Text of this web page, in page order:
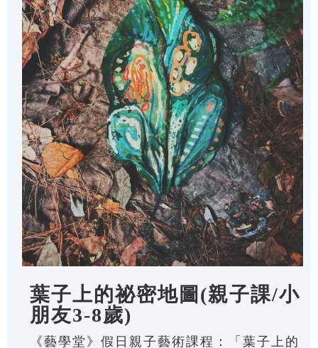
葉子上的祕密地圖(親子課/小
朋友3-8歲)
《藝學堂》假日親子藝術課程：「葉子上的